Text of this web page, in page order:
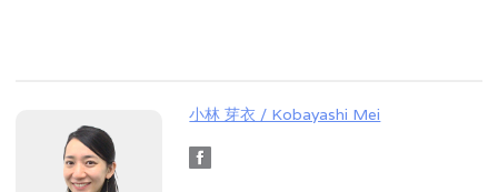
小林 芽衣 / Kobayashi Mei